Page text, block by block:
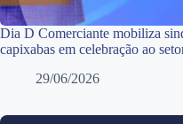
Dia D Comerciante mobiliza
capixabas em celebração ao
29/06/2026